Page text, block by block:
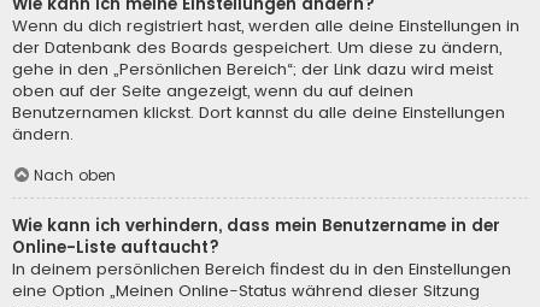
Wenn du dich registriert hast, werden alle deine Einstellungen in
der Datenbank des Boards gespeichert. Um diese zu ändern,
gehe in den „Persönlichen Bereich“; der Link dazu wird meist
oben auf der Seite angezeigt, wenn du auf deinen
Benutzernamen klickst. Dort kannst du alle deine Einstellungen
ändern.
Nach oben
Wie kann ich verhindern, dass mein Benutzername in der
Online-Liste auftaucht?
In deinem persönlichen Bereich findest du in den Einstellungen
eine Option „Meinen Online-Status während dieser Sitzung